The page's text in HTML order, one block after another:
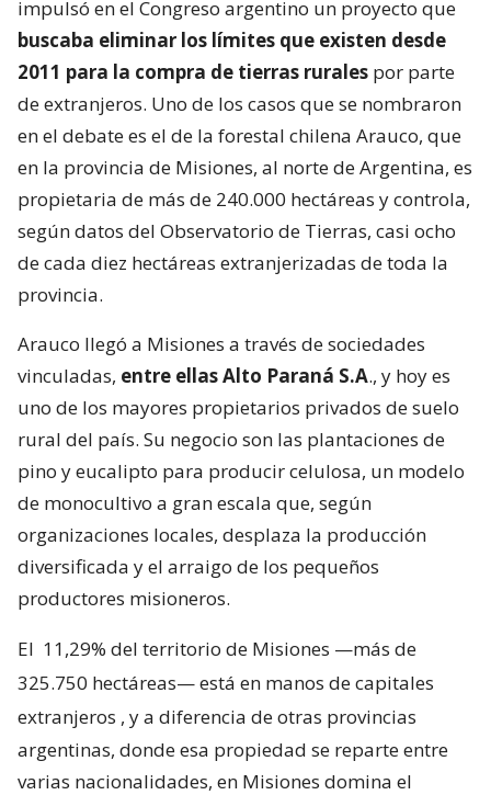
impulsó en el Congreso argentino un proyecto que
buscaba eliminar los límites que existen desde
2011 para la compra de tierras rurales por parte
de extranjeros. Uno de los casos que se nombraron
en el debate es el de la forestal chilena Arauco, que
en la provincia de Misiones, al norte de Argentina, es
propietaria de más de 240.000 hectáreas y controla,
según datos del Observatorio de Tierras, casi ocho
de cada diez hectáreas extranjerizadas de toda la
provincia.
Arauco llegó a Misiones a través de sociedades
vinculadas, entre ellas Alto Paraná S.A., y hoy es
uno de los mayores propietarios privados de suelo
rural del país. Su negocio son las plantaciones de
pino y eucalipto para producir celulosa, un modelo
de monocultivo a gran escala que, según
organizaciones locales, desplaza la producción
diversificada y el arraigo de los pequeños
productores misioneros.
El 11,29% del territorio de Misiones —más de
325.750 hectáreas— está en manos de capitales
extranjeros , y a diferencia de otras provincias
argentinas, donde esa propiedad se reparte entre
varias nacionalidades, en Misiones domina el